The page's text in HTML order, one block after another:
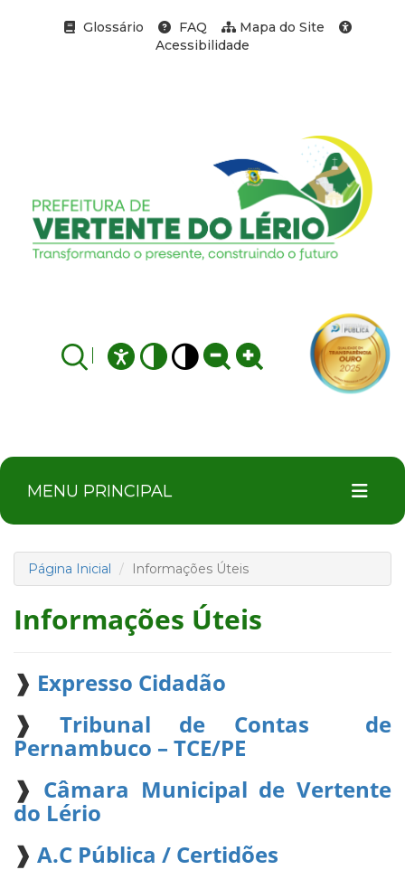
Glossário FAQ
Mapa do Site
Acessibilidade
MENU PRINCIPAL
Página Inicial Informações Úteis
Informações Úteis
❱ Expresso Cidadão
❱Tribunal de Contas de
Pernambuco – TCE/PE
❱ Câmara Municipal de Vertente
do Lério
❱ A.C Pública / Certidões